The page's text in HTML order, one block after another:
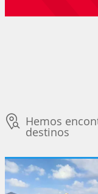
Hemos
destinos